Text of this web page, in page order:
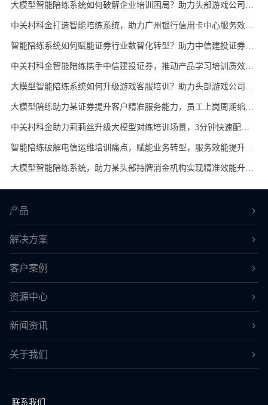
大模型智能陪练系统如何破解企业培训困局？助力头部游戏公司莉莉丝加速人才成长，培训效率显著提升！
中关村科金打造智能陪练系统，助力广州银行信用卡中心服务效率提升，试岗时长缩短约50%
智能陪练系统如何赋能证券行业数智化转型？助力中信建投证券降低培训成本，员工知识掌握效率提高50%！
中关村科金智能陪练携手中信建投证券，推动产品学习培训质效提升，培训成本降低30%
大模型智能陪练系统如何升级游戏客服培训？助力头部游戏公司莉莉丝提升服务效率与体验，获客户高度认可！
大模型陪练助力某证券提升客户精准服务能力，员工上岗周期缩短30%，综合培训成本降低35%！
中关村科金助力莉莉丝升级大模型对练培训场景，3分钟快速配置对练剧本！
智能陪练破解电信运维培训痛点，赋能业务转型，服务效能提升80%
大模型智能陪练系统，助力某头部持牌消金机构实现精准效能升级，首月上岗话术违规率降低 23.8%
产品
解决方案
客户案例
资源中心
新闻资讯
关于我们
联系我们